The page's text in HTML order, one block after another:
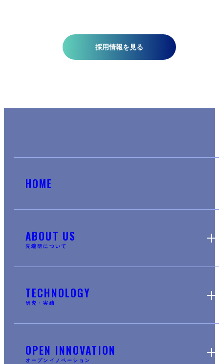
採用情報を見る
HOME
ABOUT US
先端研について
TECHNOLOGY
研究・実績
OPEN INNOVATION
オープンイノベーション